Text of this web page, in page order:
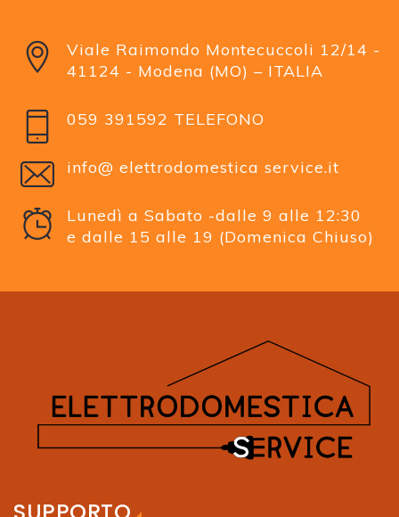
Viale Raimondo Montecuccoli 12/14 -
41124 - Modena (MO) – ITALIA
059 391592 TELEFONO
info@ elettrodomestica service.it
Lunedì a Sabato -dalle 9 alle 12:30
e dalle 15 alle 19 (Domenica Chiuso)